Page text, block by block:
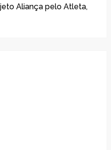
Aliança pelo Atleta,